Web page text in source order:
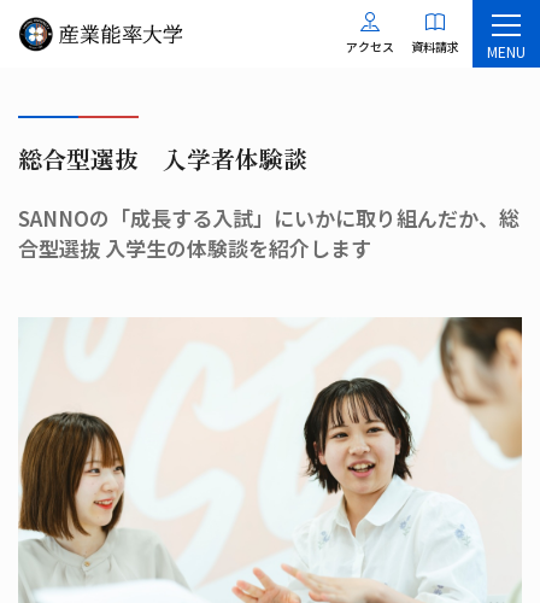
アクセス 資料請求 MENU
総合型選抜 入学者体験談
SANNOの「成長する入試」にいかに取り組んだか、総
合型選抜 入学生の体験談を紹介します